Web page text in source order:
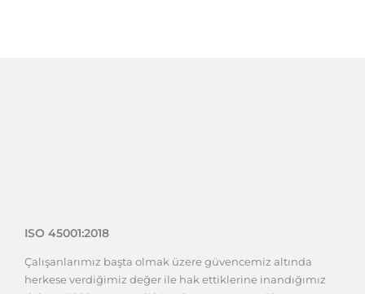
ISO 45001:2018
Çalışanlarımız başta olmak üzere güvencemiz altında
herkese verdiğimiz değer ile hak ettiklerine inandığımız